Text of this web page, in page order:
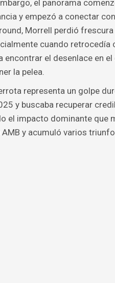
el panorama
y empezó a conectar
Morrell perdió
cuando retrocedía
encontrar el desenlace en
la pelea.
representa un golpe
y buscaba recuperar
el impacto dominante que
AMB y acumuló varios